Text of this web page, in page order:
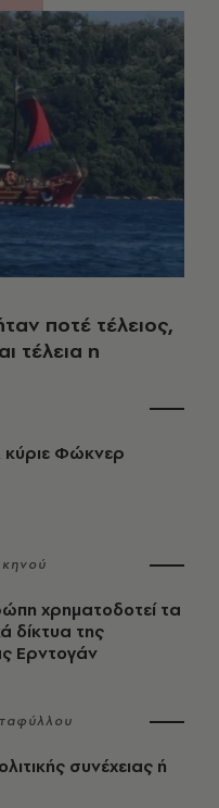
ποτέ τέλειος,
τέλεια η
κύριε Φώκνερ
χρηματοδοτεί τα
δίκτυα της
Ερντογάν
συνέχειας ή